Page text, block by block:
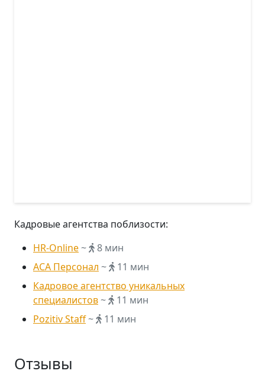
Кадровые агентства поблизости:
HR-Online~
8 мин
АСА Персонал ~
11 мин
Кадровое агентство уникальных
специалистов~
11 мин
Pozitiv Staff~ 11 мин
Отзывы